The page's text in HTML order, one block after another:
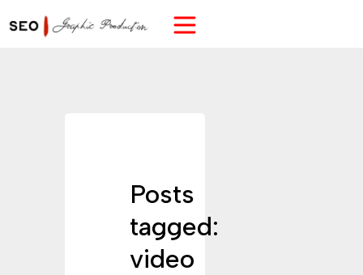
Posts
tagged:
video